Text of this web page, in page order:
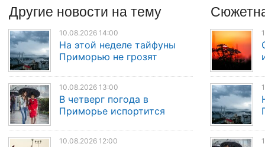
Другие новости на тему
10.08.2026 14:00
На этой неделе тайфуны
Приморью не грозят
10.08.2026 13:00
В четверг погода в
Приморье испортится
10.08.2026 12:00